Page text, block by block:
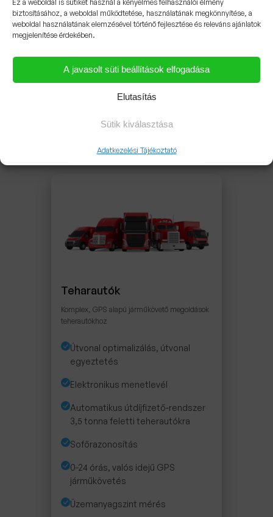
Ez a weboldal is sütiket használ a kényelmes felhasználói élmény
biztosításához, a weboldal működtetése, használatának megkönnyítése, a
weboldal használatának elemzésével történő fejlesztése és releváns ajánlatok
megjelenítése érdekében.
A javasolt süti beállítások elfogadása
Elutasítás
Sütik kiválasztása
Adatkezelési Tájékoztató
2026.02.10.
123…7Következő »
Csomagjaink
Teharautók
Komplex, GPS alapú járműkövető megoldások
teherautókhoz
Útvonal optimalizálás, útvonal
egyeztetés
Elektronikus menetlevél
Automatikus útdíjfizető-rendszer
3,5 tonna feletti teherautókra
Sofőrazonosítás
0-24 órás, valós idejű GPS
járműkövetés
Üzemanyagszint mérés